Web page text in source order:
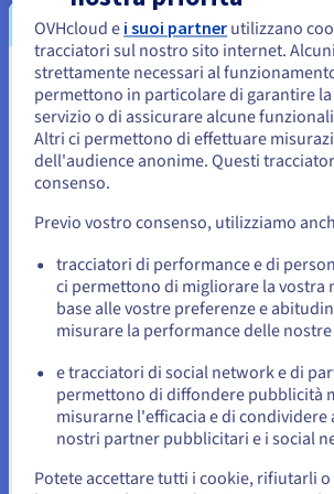
Perché scegliere
provider di servizi
La scelta del Cloud provider è uno step
risponde a criteri di valutazione ben
tutte le nostre soluzioni Cloud
interoperabilità e trasparenza.
Sicurezza, certificazioni e
La sicurezza è la nostra priorità e
progettare tutti i nostri prodotti, dalla
per assicurare il rispetto delle normative
Sembra che la tua
Stati Uniti
Per effettuare un ordine da Stati Uniti, è
sito web del Paese e creare un account.
Vai al sito Stati Uniti
us.ovhcloud.com/
Inglese USD - $
o
Resta sul sito web attuale
Seleziona un altro sito web
OVHcloud e i suoi partner utilizzano
tracciatori sul nostro sito internet.
strettamente necessari al
permettono in particolare di garantire
servizio o di assicurare alcune
Altri ci permettono di effettuare
dell'audience anonime. Questi
consenso.
Previo vostro consenso, utilizziamo
tracciatori di performance e di
ci permettono di migliorare la vostra
base alle vostre preferenze e
misurare la performance delle
e tracciatori di social network e di
permettono di diffondere pubblicità
misurarne l'efficacia e di condividere
nostri partner pubblicitari e i social
Potete accettare tutti i cookie, rifiutarli